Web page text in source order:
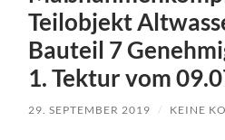
Teilobjekt
Bauteil 7
1. Tektur vom
29. SEPTEMBER 2019 / KEINE